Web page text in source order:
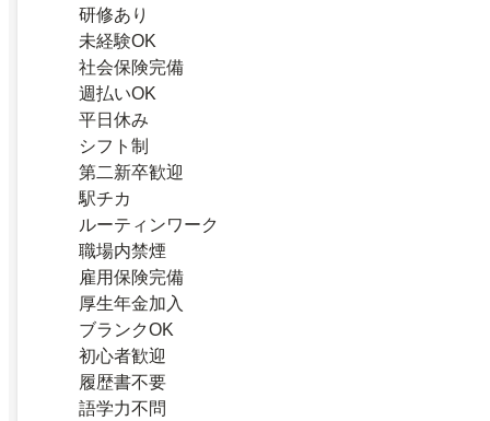
研修あり
未経験OK
社会保険完備
週払いOK
平日休み
シフト制
第二新卒歓迎
駅チカ
ルーティンワーク
職場内禁煙
雇用保険完備
厚生年金加入
ブランクOK
初心者歓迎
履歴書不要
語学力不問